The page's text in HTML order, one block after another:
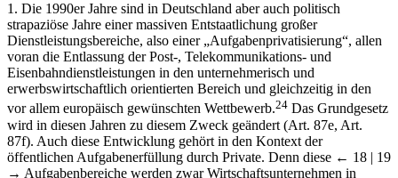
1. Die 1990er Jahre sind in Deutschland aber auch politisch
strapaziöse Jahre einer massiven Entstaatlichung großer
Dienstleistungsbereiche, also einer „Aufgabenprivatisierung“, allen
voran die Entlassung der Post-, Telekommunikations- und
Eisenbahndienstleistungen in den unternehmerisch und
erwerbswirtschaftlich orientierten Bereich und gleichzeitig in den
vor allem europäisch gewünschten Wettbewerb.24 Das Grundgesetz
wird in diesen Jahren zu diesem Zweck geändert (Art. 87e, Art.
87f). Auch diese Entwicklung gehört in den Kontext der
öffentlichen Aufgabenerfüllung durch Private. Denn diese ← 18 | 19
→ Aufgabenbereiche werden zwar Wirtschaftsunternehmen in